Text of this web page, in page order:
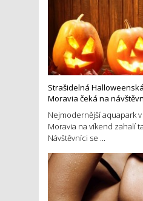
Strašidelná
Moravia čeká na
Nejmodernější aquapark
Moravia na víkend zahalí
Návštěvníci se ...